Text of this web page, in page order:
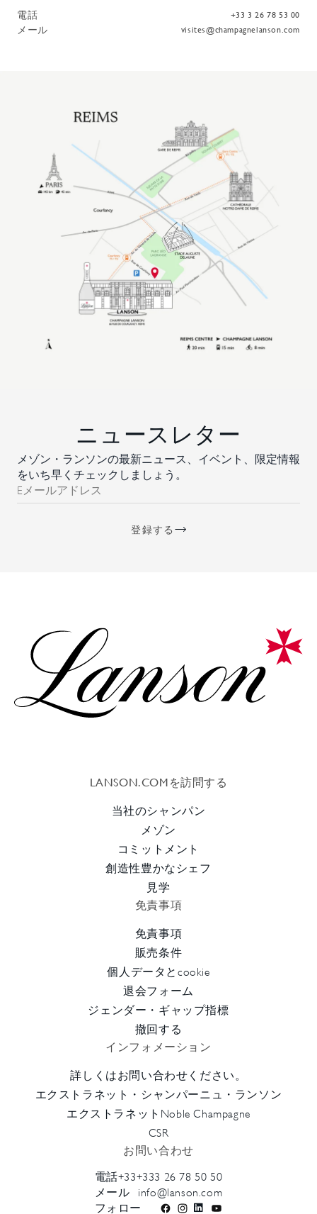
電話
+33 3 26 78 53 00
メール visites@champagnelanson.com
ニュースレター
メゾン・ランソンの最新ニュース、イベント、限定情報
をいち早くチェックしましょう。
Eメールアドレス
登録する
LANSON.COMを訪問する
当社のシャンパン
メゾン
コミットメント
創造性豊かなシェフ
見学
免責事項
免責事項
販売条件
個人データとcookie
退会フォーム
ジェンダー・ギャップ指標
撤回する
インフォメーション
詳しくはお問い合わせください。
エクストラネット・シャンパーニュ・ランソン
エクストラネットNoble Champagne
CSR
お問い合わせ
電話+33+333 26 78 50 50
メール
info@lanson.com
フォロー
フ イ LinkedIn